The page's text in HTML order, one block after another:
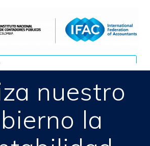
content
nuestro
la